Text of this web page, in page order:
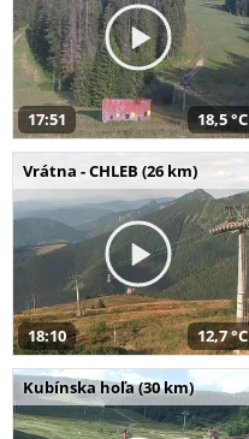
17:51 18,5 °C
Vrátna - CHLEB (26 km)
18:10 12,7 °C
Kubínska hoľa (30 km)